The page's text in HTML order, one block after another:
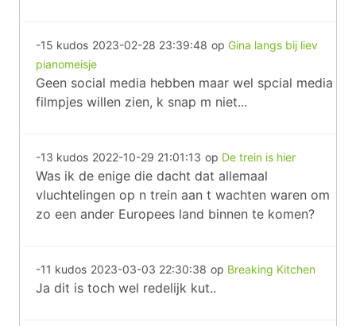
-15 kudos 2023-02-28 23:39:48 op Gina langs bij liev
pianomeisje
Geen social media hebben maar wel spcial media
filmpjes willen zien, k snap m niet...
-13 kudos 2022-10-29 21:01:13 op De trein is hier
Was ik de enige die dacht dat allemaal
vluchtelingen op n trein aan t wachten waren om
zo een ander Europees land binnen te komen?
-11 kudos 2023-03-03 22:30:38 op Breaking Kitchen
Ja dit is toch wel redelijk kut..